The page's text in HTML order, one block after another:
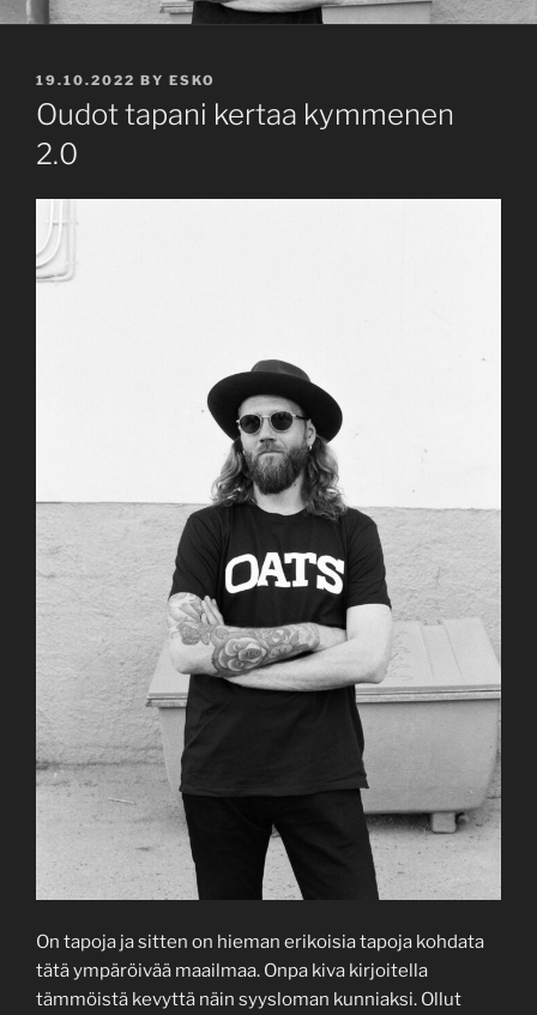
POSTED
ON
19.10.2022 BY ESKO
Oudot tapani kertaa kymmenen
2.0
On tapoja ja sitten on hieman erikoisia tapoja kohdata
tätä ympäröivää maailmaa. Onpa kiva kirjoitella
tämmöistä kevyttä näin syysloman kunniaksi. Ollut